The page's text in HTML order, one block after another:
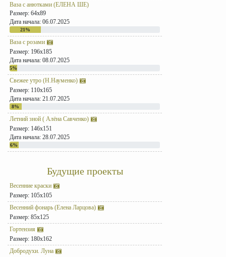
Ваза с анютками (ЕЛЕНА ШЕ)
Размер: 64x89
Дата начала: 06.07.2025
21%
Ваза с розами
Размер: 196x185
Дата начала: 08.07.2025
5%
Свежее утро (Н.Науменко)
Размер: 110x165
Дата начала: 21.07.2025
8%
Летний зной ( Алёна Савченко)
Размер: 146x151
Дата начала: 28.07.2025
6%
Будущие проекты
Весенние краски
Размер: 105x105
Весенний фонарь (Елена Ларцова)
Размер: 85x125
Гортензия
Размер: 180x162
Добродухи. Луна